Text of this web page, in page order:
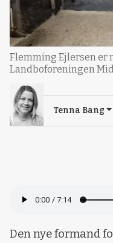
Flemming Ejlersen er
Landboforeningen
Tenna Bang
Den nye formand